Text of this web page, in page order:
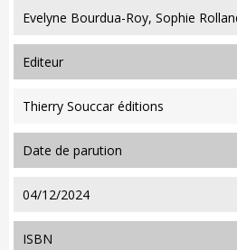
Evelyne Bourdua-Roy, Sophie
editeur
Thierry Souccar éditions
date de parution
04/12/2024
ISBN